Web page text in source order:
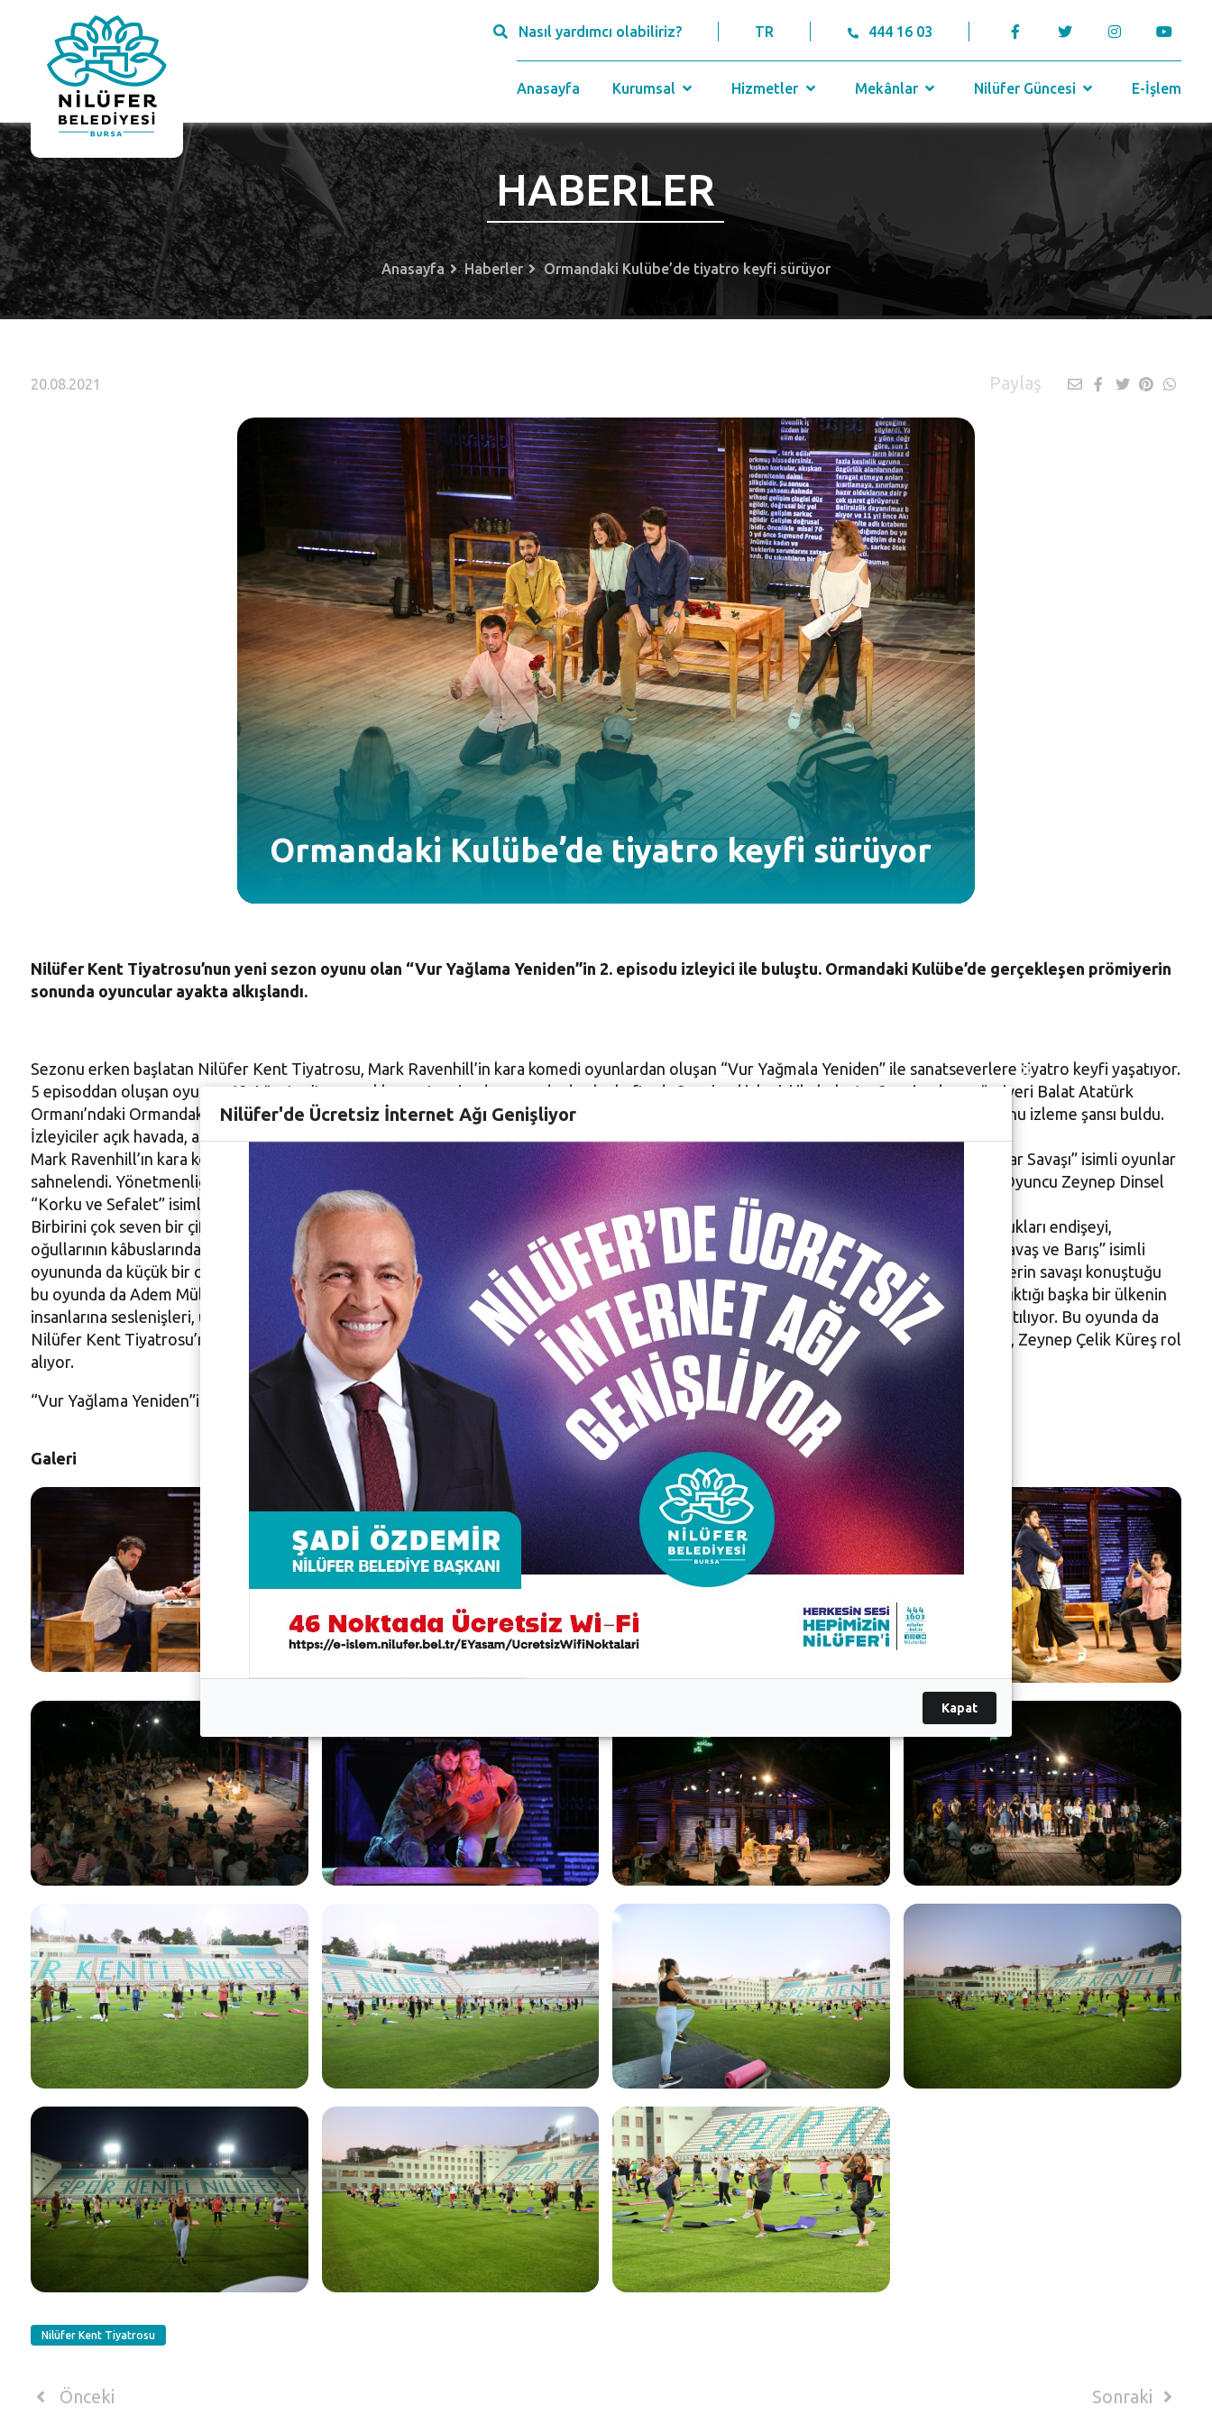
Nasıl yardımcı olabiliriz? TR 444 16 03
Anasayfa Kurumsal Hizmetler Mekânlar Nilüfer Güncesi E-İşlem
HABERLER
Anasayfa Haberler Ormandaki Kulübe’de tiyatro keyfi sürüyor
20.08.2021 Paylaş
Ormandaki Kulübe’de tiyatro keyfi sürüyor
Nilüfer Kent Tiyatrosu’nun yeni sezon oyunu olan “Vur Yağlama Yeniden”in 2. episodu izleyici ile buluştu. Ormandaki Kulübe’de gerçekleşen prömiyerin
sonunda oyuncular ayakta alkışlandı.
Sezonu erken başlatan Nilüfer Kent Tiyatrosu, Mark Ravenhill’in kara komedi oyunlardan oluşan “Vur Yağmala Yeniden” ile sanatseverlere tiyatro keyfi yaşatıyor.
5 episoddan oluşan oyunun 12 Ağustos’ta gerçekleşen 1. episodunun ardından bu hafta da 2. episod izleyici ile buluştu. 2. episodun prömiyeri Balat Atatürk
Ormanı’ndaki Ormandaki Kulübe’de gerçekleşti. 300 seyirci kapasitesine sahip olan alanda, Covid 19 önlemleri kapsamında 150 seyirci oyunu izleme şansı buldu.
İzleyiciler açık havada, ağaçların arasında tiyatro keyfi yaşadı.
Mark Ravenhill’ın kara komedi oyunlardan oluşan “Vur Yağmala Yeniden”in 2. episodunda “Korku ve Sefalet”, “Savaş ve Barış” ve “Dünyalar Savaşı” isimli oyunlar
sahnelendi. Yönetmenliğini Nilüfer Kent Tiyatrosu oyuncusu Melisa İclâl Yamanarda’nın yaptığı 2. episodun bir de konuk oyuncusu vardı. Oyuncu Zeynep Dinsel
“Korku ve Sefalet” isimli oyunda Barış Ayas ve Mert Tiryaki ile birlikte oynadı.
Birbirini çok seven bir çiftin akşam yemeğinde geçen “Korku ve Sefalet” isimli oyunda, çift o akşam yemeği boyunca, güvenlikleri için duydukları endişeyi,
oğullarının kâbuslarında gördüğü başı olmayan askeri, terörü, korunaklı kenti ve kapıları, kapılara olan ihtiyaçlarını konuşur. 2. episodun, “Savaş ve Barış” isimli
oyununda da küçük bir oğlan çocuğunun her gece odasına gelen hayali arkadaşı, başı olmayan askerle konuşmaları yer alıyor. Çocuk ve askerin savaşı konuştuğu
bu oyunda da Adem Mülazim ve Barış Ayas rol alıyor. 2. episodun son oyunu olan “Dünyalar Savaşı”nda ise bir şehrin insanlarının, savaşın yıktığı başka bir ülkenin
insanlarına seslenişleri, uzakta ve kimliği belirsiz bir düşmanı, savaşı ve savaş kurbanlarını kendi yaşam algıları içinde değerlendirmeleri anlatılıyor. Bu oyunda da
Nilüfer Kent Tiyatrosu’nun oyuncuları Ayşe Gülerman, Barış Ayas, Batuhan Pamukçu, Gökhan Kum, İbrahim Ersoylu, Pınar Hande Ağaoğlu, Zeynep Çelik Küreş rol
alıyor.
“Vur Yağlama Yeniden”in 2. episodu, 19 - 28 Ağustos 2021 tarihleri arasında 6 gün seyirci ile buluşacak.
Galeri
Nilüfer Kent Tiyatrosu
Önceki Sonraki
Nilüfer'de Ücretsiz İnternet Ağı Genişliyor
Kapat